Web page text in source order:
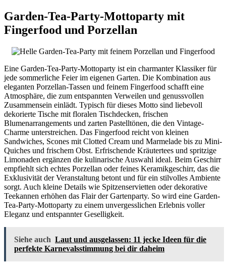
Garden-Tea-Party-Mottoparty mit
Fingerfood und Porzellan
Eine Garden-Tea-Party-Mottoparty ist ein charmanter Klassiker für
jede sommerliche Feier im eigenen Garten. Die Kombination aus
eleganten Porzellan-Tassen und feinem Fingerfood schafft eine
Atmosphäre, die zum entspannten Verweilen und genussvollen
Zusammensein einlädt. Typisch für dieses Motto sind liebevoll
dekorierte Tische mit floralen Tischdecken, frischen
Blumenarrangements und zarten Pastelltönen, die den Vintage-
Charme unterstreichen. Das Fingerfood reicht von kleinen
Sandwiches, Scones mit Clotted Cream und Marmelade bis zu Mini-
Quiches und frischem Obst. Erfrischende Kräutertees und spritzige
Limonaden ergänzen die kulinarische Auswahl ideal. Beim Geschirr
empfiehlt sich echtes Porzellan oder feines Keramikgeschirr, das die
Exklusivität der Veranstaltung betont und für ein stilvolles Ambiente
sorgt. Auch kleine Details wie Spitzenservietten oder dekorative
Teekannen erhöhen das Flair der Gartenparty. So wird eine Garden-
Tea-Party-Mottoparty zu einem unvergesslichen Erlebnis voller
Eleganz und entspannter Geselligkeit.
Siehe auch Laut und ausgelassen: 11 jecke Ideen für die
perfekte Karnevalsstimmung bei dir daheim